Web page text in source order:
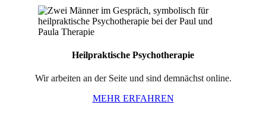
Heilpraktische Psychotherapie
Wir arbeiten an der Seite und sind demnächst online.
MEHR ERFAHREN